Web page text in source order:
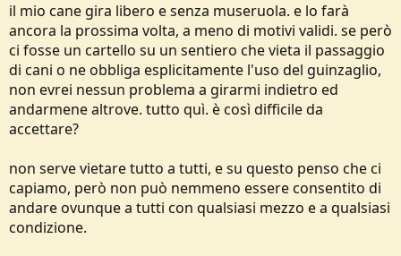
il mio cane gira libero e senza museruola. e lo farà
ancora la prossima volta, a meno di motivi validi. se però
ci fosse un cartello su un sentiero che vieta il passaggio
di cani o ne obbliga esplicitamente l'uso del guinzaglio,
non evrei nessun problema a girarmi indietro ed
andarmene altrove. tutto quì. è così difficile da
accettare?
non serve vietare tutto a tutti, e su questo penso che ci
capiamo, però non può nemmeno essere consentito di
andare ovunque a tutti con qualsiasi mezzo e a qualsiasi
condizione.